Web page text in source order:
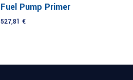
Fuel Pump Primer
527,81 €